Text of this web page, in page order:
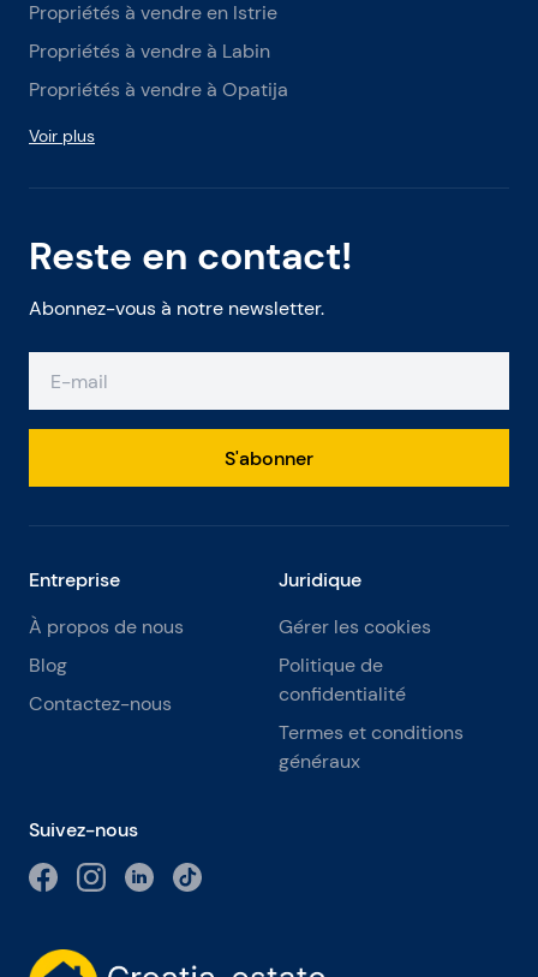
Reste en contact!
Abonnez-vous à notre newsletter.
S'abonner
Propriétés à vendre en Istrie
Propriétés à vendre à Labin
Propriétés à vendre à Opatija
Voir plus
Entreprise
À propos de nous
Blog
Contactez-nous
Juridique
Gérer les cookies
Politique de
confidentialité
Termes et conditions
généraux
Suivez-nous